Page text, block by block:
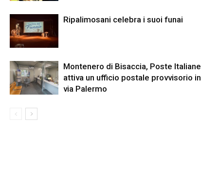
Ripalimosani celebra i suoi funai
Montenero di Bisaccia, Poste Italiane
attiva un ufficio postale provvisorio in
via Palermo